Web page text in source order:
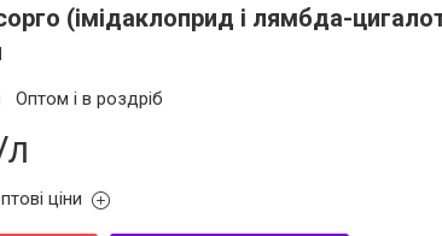
(імідаклоприд і лямбда-
Оптом і в роздріб
ціни